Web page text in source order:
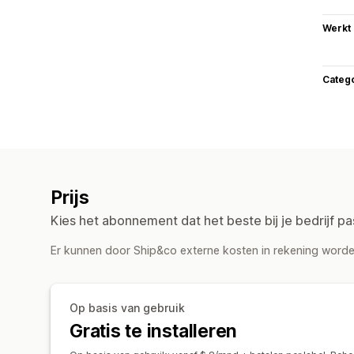
Werkt
Prijs
Kies het abonnement dat het beste bij je bedrijf
Er kunnen door Ship&co externe kosten in rekening
Op basis van gebruik
Gratis te installeren